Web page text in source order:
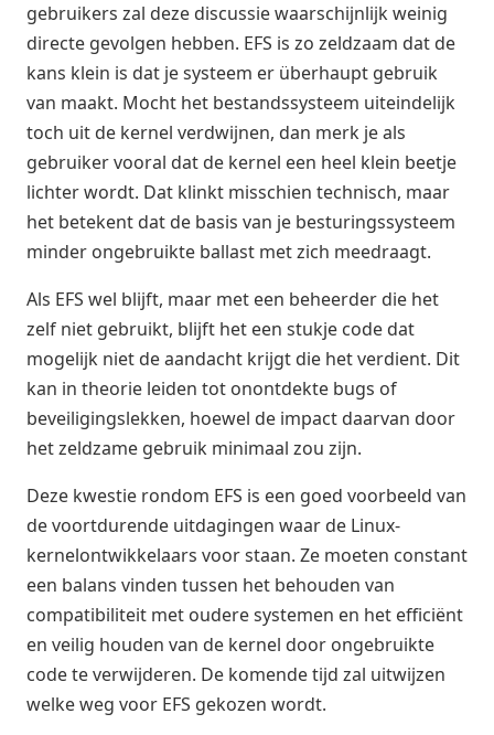
gebruikers zal deze discussie waarschijnlijk weinig
directe gevolgen hebben. EFS is zo zeldzaam dat de
kans klein is dat je systeem er überhaupt gebruik
van maakt. Mocht het bestandssysteem uiteindelijk
toch uit de kernel verdwijnen, dan merk je als
gebruiker vooral dat de kernel een heel klein beetje
lichter wordt. Dat klinkt misschien technisch, maar
het betekent dat de basis van je besturingssysteem
minder ongebruikte ballast met zich meedraagt.
Als EFS wel blijft, maar met een beheerder die het
zelf niet gebruikt, blijft het een stukje code dat
mogelijk niet de aandacht krijgt die het verdient. Dit
kan in theorie leiden tot onontdekte bugs of
beveiligingslekken, hoewel de impact daarvan door
het zeldzame gebruik minimaal zou zijn.
Deze kwestie rondom EFS is een goed voorbeeld van
de voortdurende uitdagingen waar de Linux-
kernelontwikkelaars voor staan. Ze moeten constant
een balans vinden tussen het behouden van
compatibiliteit met oudere systemen en het efficiënt
en veilig houden van de kernel door ongebruikte
code te verwijderen. De komende tijd zal uitwijzen
welke weg voor EFS gekozen wordt.